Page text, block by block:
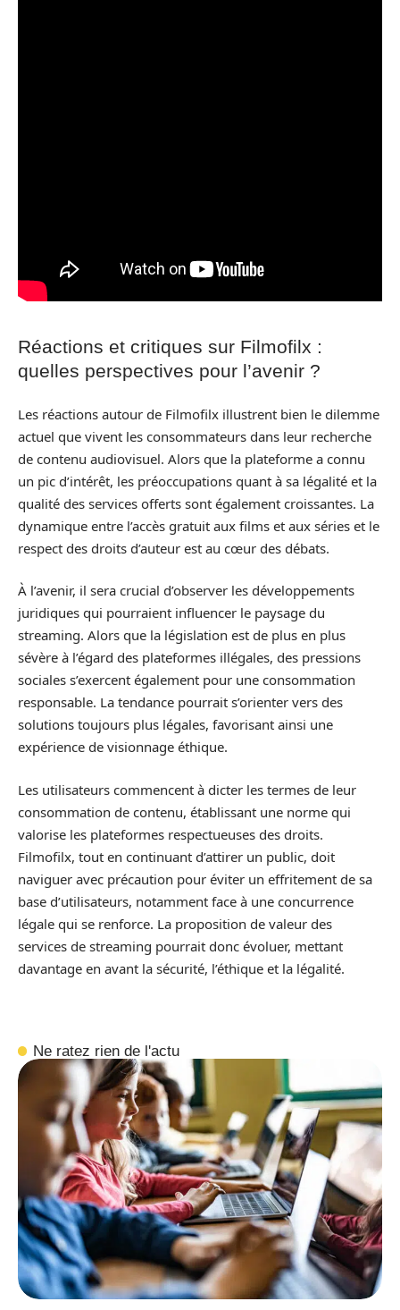
Réactions et critiques sur Filmofilx :
quelles perspectives pour l’avenir ?
Les réactions autour de Filmofilx illustrent bien le dilemme
actuel que vivent les consommateurs dans leur recherche
de contenu audiovisuel. Alors que la plateforme a connu
un pic d’intérêt, les préoccupations quant à sa légalité et la
qualité des services offerts sont également croissantes. La
dynamique entre l’accès gratuit aux films et aux séries et le
respect des droits d’auteur est au cœur des débats.
À l’avenir, il sera crucial d’observer les développements
juridiques qui pourraient influencer le paysage du
streaming. Alors que la législation est de plus en plus
sévère à l’égard des plateformes illégales, des pressions
sociales s’exercent également pour une consommation
responsable. La tendance pourrait s’orienter vers des
solutions toujours plus légales, favorisant ainsi une
expérience de visionnage éthique.
Les utilisateurs commencent à dicter les termes de leur
consommation de contenu, établissant une norme qui
valorise les plateformes respectueuses des droits.
Filmofilx, tout en continuant d’attirer un public, doit
naviguer avec précaution pour éviter un effritement de sa
base d’utilisateurs, notamment face à une concurrence
légale qui se renforce. La proposition de valeur des
services de streaming pourrait donc évoluer, mettant
davantage en avant la sécurité, l’éthique et la légalité.
Ne ratez rien de l'actu